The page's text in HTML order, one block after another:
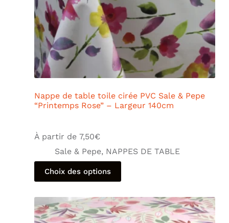
Nappe de table toile cirée PVC Sale & Pepe
“Printemps Rose” – Largeur 140cm
À partir de 7,50€
Sale & Pepe, NAPPES DE TABLE
Choix des options